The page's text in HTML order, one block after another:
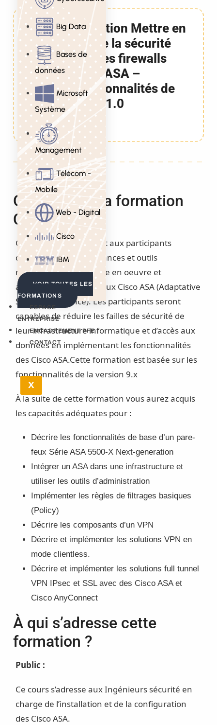
Big Data
Bases de
données
Microsoft
Système
Management
Télécom -
Mobile
Web - Digital
Cisco
IBM
VOIR TOUTES LES
FORMATIONS
ESPACE
ENTREPRISE
ENCADREMENT PFE
CONTACT
X
Formation Mettre en
oeuvre la sécurité
avec les firewalls
Cisco ASA –
Fonctionnalités de
base v1.0
5 Jours
Objectifs de la formation
Cisco ASA
Cette formation permet aux participants
d’acquérir les connaissances et outils
nécessaires pour mettre en oeuvre et
administrer des pare-feux Cisco ASA (Adaptative
Security Appliance). Les participants seront
capables de réduire les failles de sécurité de
leur infrastructure informatique et d’accès aux
données en implémentant les fonctionnalités
des Cisco ASA.Cette formation est basée sur les
fonctionnalités de la version 9.x
À la suite de cette formation vous aurez acquis
les capacités adéquates pour :
Décrire les fonctionnalités de base d’un pare-
feux Série ASA 5500-X Next-generation
Intégrer un ASA dans une infrastructure et
utiliser les outils d’administration
Implémenter les règles de filtrages basiques
(Policy)
Décrire les composants d’un VPN
Décrire et implémenter les solutions VPN en
mode clientless.
Décrire et implémenter les solutions full tunnel
VPN IPsec et SSL avec des Cisco ASA et
Cisco AnyConnect
À qui s’adresse cette
formation ?
Public :
Ce cours s’adresse aux Ingénieurs sécurité en
charge de l’installation et de la configuration
des Cisco ASA.